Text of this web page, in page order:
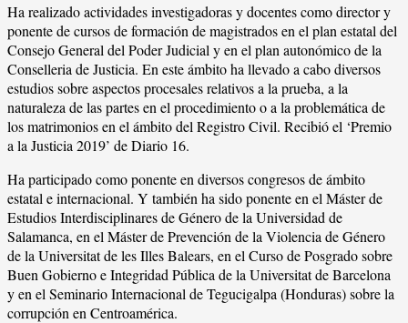
Ha realizado actividades investigadoras y docentes como director y
ponente de cursos de formación de magistrados en el plan estatal del
Consejo General del Poder Judicial y en el plan autonómico de la
Conselleria de Justicia. En este ámbito ha llevado a cabo diversos
estudios sobre aspectos procesales relativos a la prueba, a la
naturaleza de las partes en el procedimiento o a la problemática de
los matrimonios en el ámbito del Registro Civil. Recibió el ‘Premio
a la Justicia 2019’ de Diario 16.
Ha participado como ponente en diversos congresos de ámbito
estatal e internacional. Y también ha sido ponente en el Máster de
Estudios Interdisciplinares de Género de la Universidad de
Salamanca, en el Máster de Prevención de la Violencia de Género
de la Universitat de les Illes Balears, en el Curso de Posgrado sobre
Buen Gobierno e Integridad Pública de la Universitat de Barcelona
y en el Seminario Internacional de Tegucigalpa (Honduras) sobre la
corrupción en Centroamérica.